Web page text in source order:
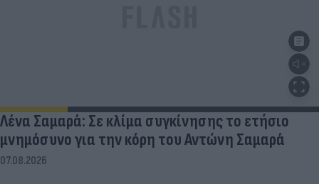
Λένα Σαμαρά: Σε κλίμα συγκίνησης το ετήσιο
μνημόσυνο για την κόρη του Αντώνη Σαμαρά
07.08.2026